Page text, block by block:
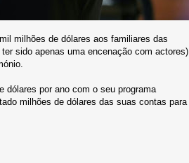
milhões de dólares aos familiares das
sido apenas uma encenação com actores),
dólares por ano com o seu programa
milhões de dólares das suas contas para